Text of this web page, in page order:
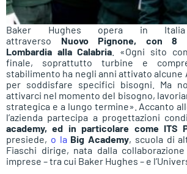
Baker Hughes opera in Italia
attraverso Nuovo Pignone, con 8
Lombardia alla Calabria . «Ogni sito
finale, soprattutto turbine e
stabilimento ha negli anni attivato alcune
per soddisfare specifici bisogni. Ma
attivarci nel momento del bisogno,
strategica e a lungo termine». Accanto
l’azienda partecipa a progettazioni
academy, ed in particolare come ITS
presiede, o la Big Academy, scuola di
Fiaschi dirige, nata dalla
imprese – tra cui Baker Hughes – e